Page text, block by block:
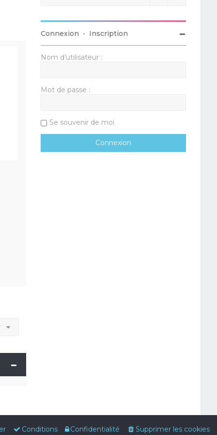
Connexion • Inscription
Nom d’utilisateur :
Mot de passe :
Se souvenir de moi
Supprimer les cookies
Confidentialité
Conditions